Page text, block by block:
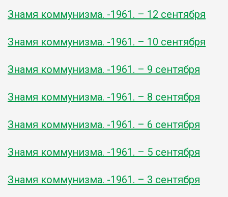
Знамя коммунизма. -1961. – 12 сентября
Знамя коммунизма. -1961. – 10 сентября
Знамя коммунизма. -1961. – 9 сентября
Знамя коммунизма. -1961. – 8 сентября
Знамя коммунизма. -1961. – 6 сентября
Знамя коммунизма. -1961. – 5 сентября
Знамя коммунизма. -1961. – 3 сентября